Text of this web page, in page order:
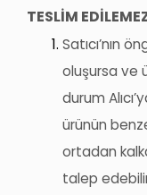
TESLİM
Satıcı’nın
oluşursa ve
durum
ürünün
ortadan
talep